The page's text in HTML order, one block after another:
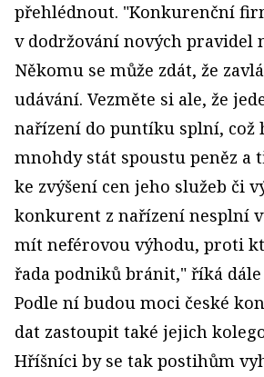
přehlédnout. "Konkurenční
v dodržování nových pravidel
Někomu se může zdát, že
udávání. Vezměte si ale, že
nařízení do puntíku splní, což
mnohdy stát spoustu peněz a
ke zvýšení cen jeho služeb či
konkurent z nařízení nesplní
mít neférovou výhodu, proti
řada podniků bránit," říká
Podle ní budou moci české
dat zastoupit také jejich
Hříšníci by se tak postihům